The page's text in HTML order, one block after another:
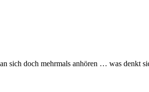
sich doch mehrmals anhören … was denkt